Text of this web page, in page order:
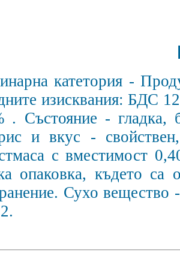
катетория -
изисквания: БДС
. Състояние - гладка,
и вкус -
с вместимост
опаковка, където са
Сухо вещество